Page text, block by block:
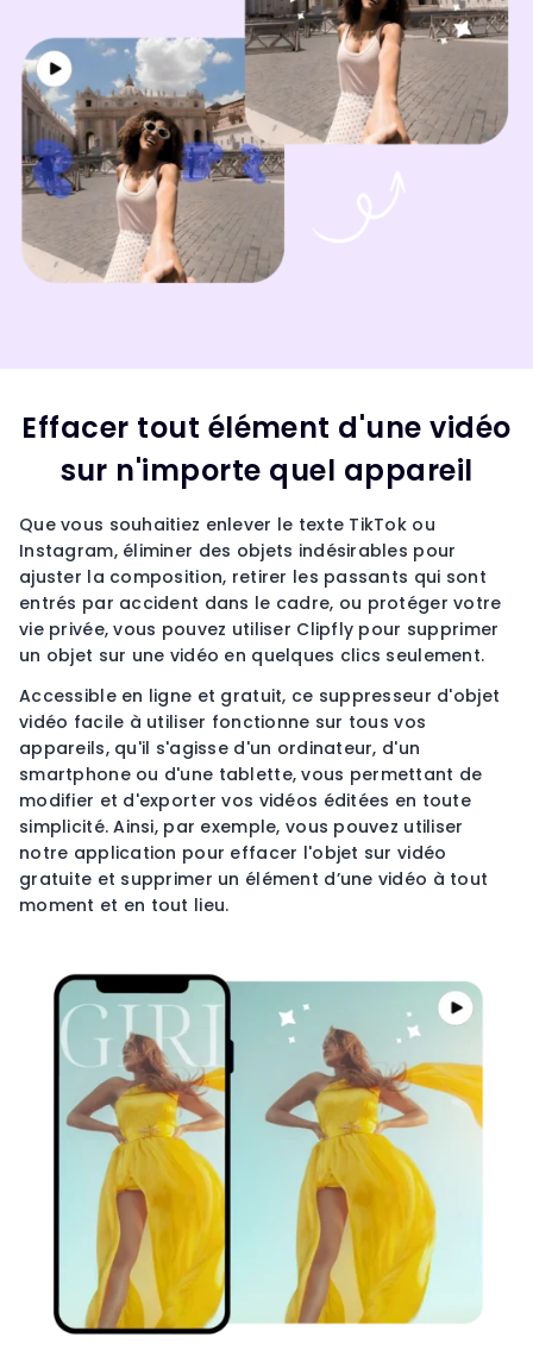
Effacer tout élément d'une vidéo
sur n'importe quel appareil
Que vous souhaitiez enlever le texte TikTok ou
Instagram, éliminer des objets indésirables pour
ajuster la composition, retirer les passants qui sont
entrés par accident dans le cadre, ou protéger votre
vie privée, vous pouvez utiliser Clipfly pour supprimer
un objet sur une vidéo en quelques clics seulement.
Accessible en ligne et gratuit, ce suppresseur d'objet
vidéo facile à utiliser fonctionne sur tous vos
appareils, qu'il s'agisse d'un ordinateur, d'un
smartphone ou d'une tablette, vous permettant de
modifier et d'exporter vos vidéos éditées en toute
simplicité. Ainsi, par exemple, vous pouvez utiliser
notre application pour effacer l'objet sur vidéo
gratuite et supprimer un élément d’une vidéo à tout
moment et en tout lieu.